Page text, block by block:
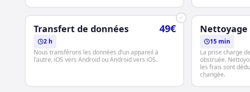
✓
Transfert de données 49€
2 h
Nous transférons les données d’un appareil à
l’autre, iOS vers Android ou Android vers iOS.
Nettoyage
15 min
La prise charge
obstruée.
les frais sont
changée.